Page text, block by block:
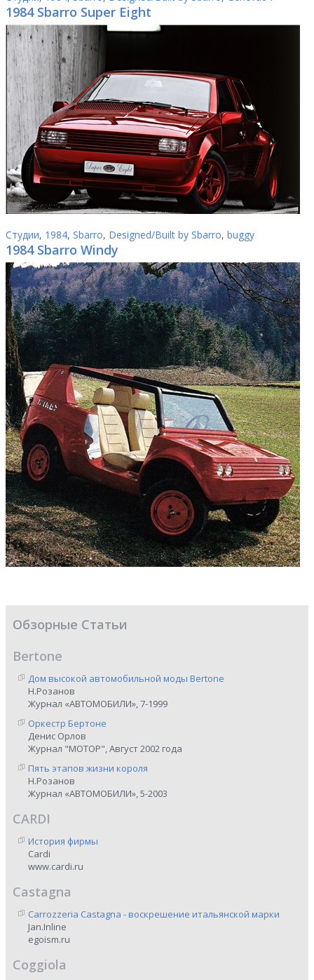
1984 Sbarro Super Eight
Студии, 1984, Sbarro, Designed/Built by Sbarro, buggy
1984 Sbarro Windy
Обзорные Статьи
Bertone
Дом высокой автомобильной моды Bertone
Н.Розанов
Журнал «АВТОМОБИЛИ», 7-1999
Оркестр Бертоне
Денис Орлов
Журнал "МОТОР", Август 2002 года
Пять этапов жизни короля
Н.Розанов
Журнал «АВТОМОБИЛИ», 5-2003
CARDI
История фирмы
Cardi
www.cardi.ru
Castagna
Carrozzeria Castagna - воскрешение итальянской марки
Jan.Inline
egoism.ru
Coggiola